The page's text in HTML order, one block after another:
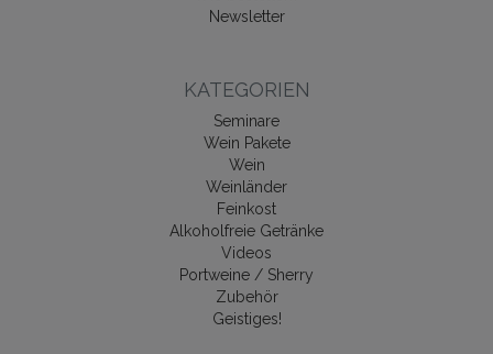
Newsletter
KATEGORIEN
Seminare
Wein Pakete
Wein
Weinländer
Feinkost
Alkoholfreie Getränke
Videos
Portweine / Sherry
Zubehör
Geistiges!